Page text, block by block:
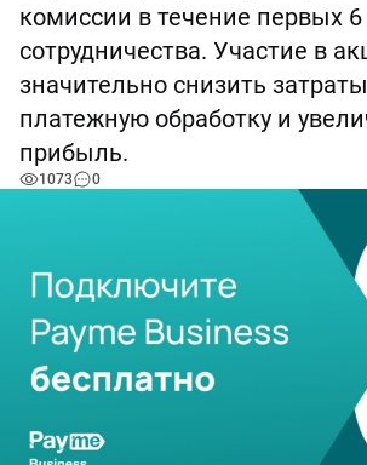
комиссии в течение первых
сотрудничества. Участие в
значительно снизить
платежную обработку и
прибыль.
1073 0